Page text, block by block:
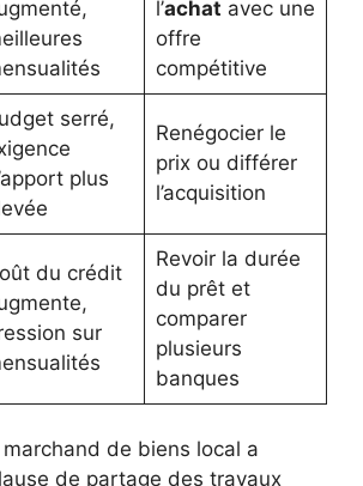
l’achat avec une
offre
compétitive
serré,
plus
Renégocier le
prix ou différer
l’acquisition
du crédit
sur
Revoir la durée
du prêt et
comparer
plusieurs
banques
de biens local a
de partage des travaux